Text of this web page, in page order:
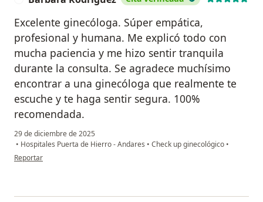
Excelente ginecóloga. Súper empática,
profesional y humana. Me explicó todo con
mucha paciencia y me hizo sentir tranquila
durante la consulta. Se agradece muchísimo
encontrar a una ginecóloga que realmente te
escuche y te haga sentir segura. 100%
recomendada.
29 de diciembre de 2025
• Hospitales Puerta de Hierro - Andares • Check up ginecológico •
en opinión del usuario Bárbara Rodríguez
Reportar